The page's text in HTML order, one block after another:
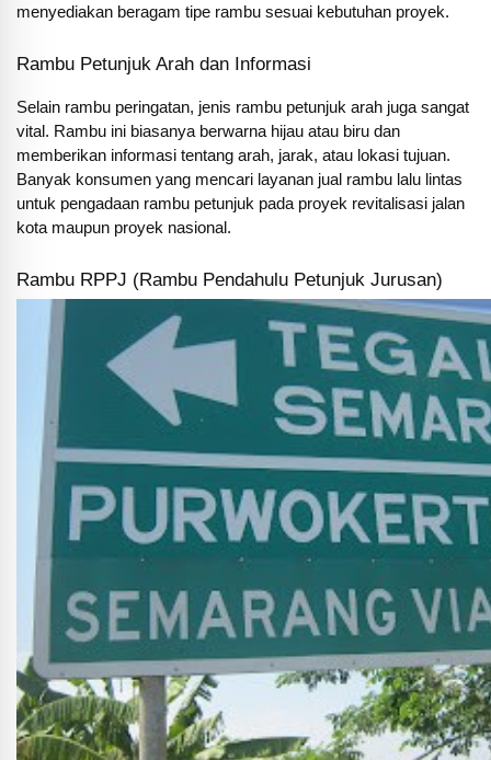
menyediakan beragam tipe rambu sesuai kebutuhan proyek.
Rambu Petunjuk Arah dan Informasi
Selain rambu peringatan, jenis rambu petunjuk arah juga sangat
vital. Rambu ini biasanya berwarna hijau atau biru dan
memberikan informasi tentang arah, jarak, atau lokasi tujuan.
Banyak konsumen yang mencari layanan jual rambu lalu lintas
untuk pengadaan rambu petunjuk pada proyek revitalisasi jalan
kota maupun proyek nasional.
Rambu RPPJ (Rambu Pendahulu Petunjuk Jurusan)